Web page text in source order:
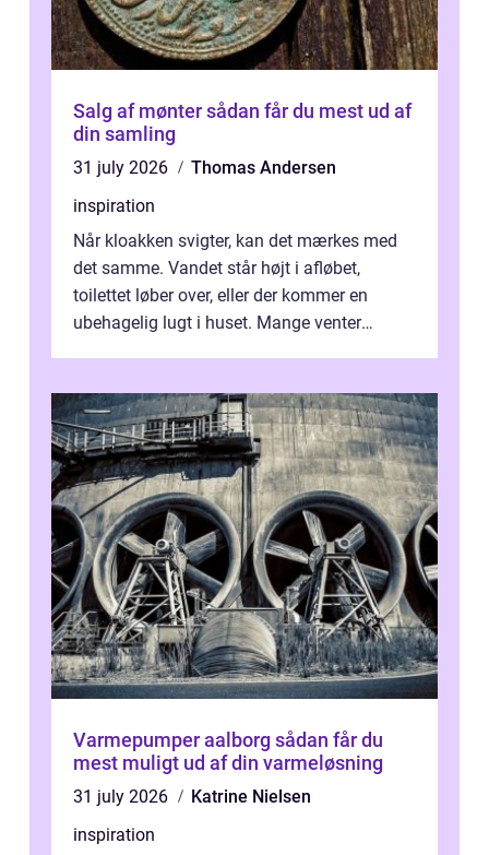
Salg af mønter sådan får du mest ud af
din samling
31 july 2026
Thomas Andersen
inspiration
Når kloakken svigter, kan det mærkes med
det samme. Vandet står højt i afløbet,
toilettet løber over, eller der kommer en
ubehagelig lugt i huset. Mange venter
Varmepumper aalborg sådan får du
mest muligt ud af din varmeløsning
31 july 2026
Katrine Nielsen
inspiration